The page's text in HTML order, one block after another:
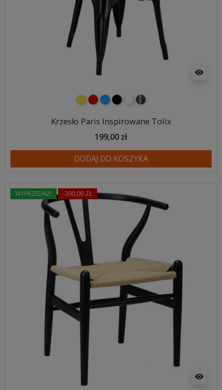
visibility
żółtyczerwony
niebieski
czarnybiałymetalowy
Krzesło Paris Inspirowane Tolix
199,00 zł
DODAJ DO KOSZYKA
WYPRZEDAŻ! -390,00 ZŁ
visibility